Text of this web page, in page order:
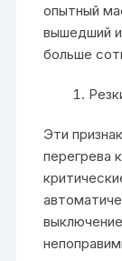
опытный
вышедший
больше
Эти
перегрева